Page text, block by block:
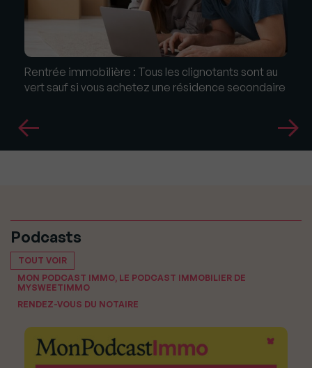
Rentrée immobilière : Tous les clignotants sont au
vert sauf si vous achetez une résidence secondaire
Podcasts
TOUT VOIR
MON PODCAST IMMO, LE PODCAST IMMOBILIER DE
MYSWEETIMMO
RENDEZ-VOUS DU NOTAIRE